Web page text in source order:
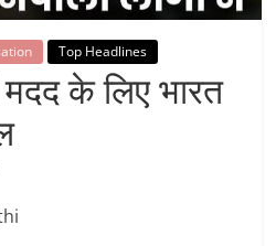
Top Headlines
मदद के लिए भारत